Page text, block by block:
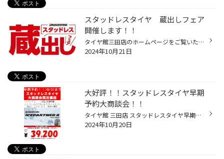
スタッドレスタイヤ 蔵出しフェア
開催します！！
タイヤ館三田店のホームページをご覧いただきありがとうございます。 10/21〜11/30までの期間限定で スタッドレスタイヤの蔵出しフェアを開催します♪ スタッドレスはまだ早くない？いえいえ、もう争奪戦は始まってます！ 今やっているこの「蔵出しフェア」は、2022年製造以前のスタッドレスタイヤを...
2024年10月21日
大好評！！スタッドレスタイヤ早期
予約大商談会！！
タイヤ館 三田店 スタッドレスタイヤ早期予約フェアが 今年も始まります！ 他店徹底！！ 他店でのお見積もりになられたものをお持ちの方は是非一度 当店にご相談ください きっとご納得いただける結果が出ると思います。 人気のブリザックはもちろん ブリヂストン専門店限定商品もお得！ 更に在庫一...
2024年10月20日